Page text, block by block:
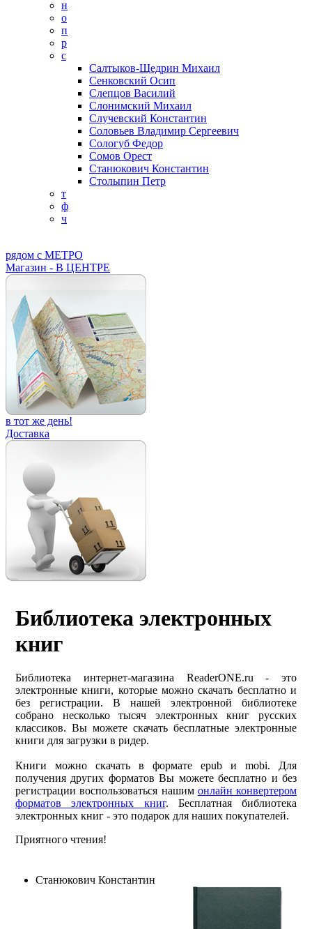
н
о
п
р
с
Салтыков-Щедрин Михаил
Сенковский Осип
Слепцов Василий
Слонимский Михаил
Случевский Константин
Соловьев Владимир Сергеевич
Сологуб Федор
Сомов Орест
Станюкович Константин
Столыпин Петр
т
ф
ч
рядом с МЕТРО
Магазин - В ЦЕНТРЕ
в тот же день!
Доставка
Библиотека электронных
книг
Библиотека интернет-магазина ReaderONE.ru - это
электронные книги, которые можно скачать бесплатно и
без регистрации. В нашей электронной библиотеке
собрано несколько тысяч электронных книг русских
классиков. Вы можете скачать бесплатные электронные
книги для загрузки в ридер.
Книги можно скачать в формате epub и mobi. Для
получения других форматов Вы можете бесплатно и без
регистрации воспользоваться нашим онлайн конвертером
форматов электронных книг. Бесплатная библиотека
электронных книг - это подарок для наших покупателей.
Приятного чтения!
Станюкович Константин